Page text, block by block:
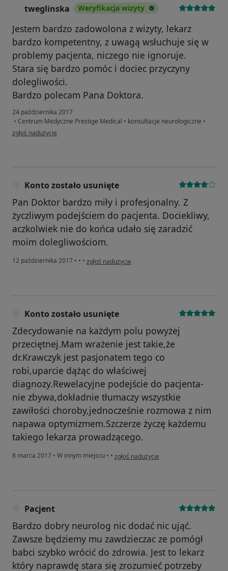
tweglinska Weryfikacja wizyty
Jestem bardzo zadowolona z wizyty, lekarz
bardzo kompetentny, z uwagą wsłuchuje się w
problemy pacjenta, niczego nie ignoruje.
Stara się bardzo pomóc i dociec przyczyny
dolegliwości.
Bardzo polecam Pana Doktora.
24 października 2017
• Centrum Medyczne Prestige Medical • konsultacje neurologiczne •
w opinii użytkownika tweglinska
zgłoś nadużycie
Konto zostało usunięte
Pan Doktor bardzo miły i profesjonalny. Z
życzliwym podejściem do pacjenta. Dociekliwy,
aczkolwiek nie do końca udało się zaradzić
moim dolegliwościom.
12 października 2017 • • • w opinii użytkownika Konto zostało usunięte
zgłoś nadużycie
Konto zostało usunięte
Zdecydowanie na każdym polu powyżej
przeciętnej.Mam wrażenie jest takie,że
dr.Krawczyk jest pasjonatem tego co
robi,uparcie dążąc do właściwej
diagnozy.Rewelacyjne podejście do pacjenta-
nie zbywa,dokładnie tłumaczy wszystkie
zawiłości choroby,jednocześnie rozmowa z nim
napawa optymizmem.Szczerze życzę każdemu
takiego lekarza prowadzącego.
8 marca 2017 • W innym miejscu • • w opinii użytkownika Konto zostało
zgłoś nadużycie
Pacjent
Bardzo dobry neurolog nic dodać nic ująć.
Zawsze będziemy mu zawdzieczac ze pomógł
babci szybko wrócić do zdrowia. Jest to lekarz
który naprawdę stara się zrozumieć potrzeby